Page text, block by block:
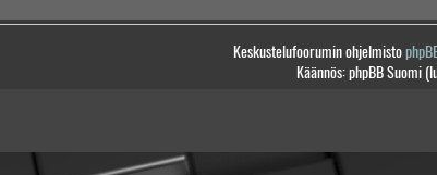
Keskustelufoorumin ohjelmisto
Käännös: phpBB Suomi